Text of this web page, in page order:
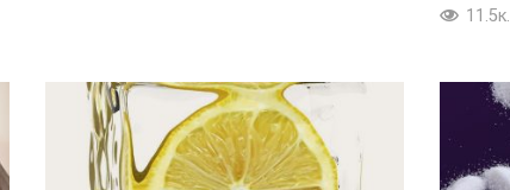
11.5к.